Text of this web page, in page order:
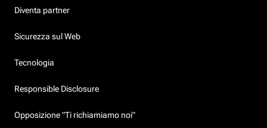
Diventa partner
Sicurezza sul Web
Tecnologia
Responsible Disclosure
Opposizione "Ti richiamiamo noi"